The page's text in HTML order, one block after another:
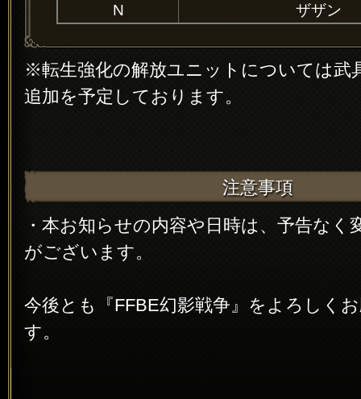
N
ザザン
※転生強化の解放ユニットについては武
追加を予定しております。
注意事項
・本お知らせの内容や日時は、予告なく
がございます。
今後とも『FFBE幻影戦争』をよろしく
す。